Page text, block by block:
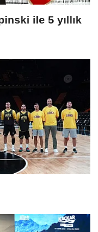
ile 5 yıllık